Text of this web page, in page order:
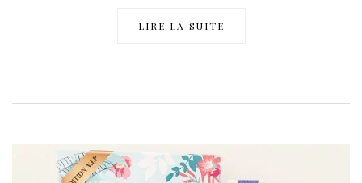
LIRE LA SUITE